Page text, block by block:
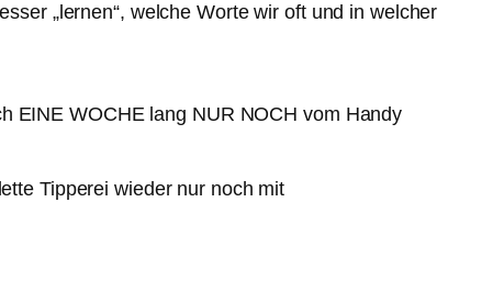
„lernen“, welche Worte wir oft und in welcher
EINE WOCHE lang NUR NOCH vom Handy
Tipperei wieder nur noch mit